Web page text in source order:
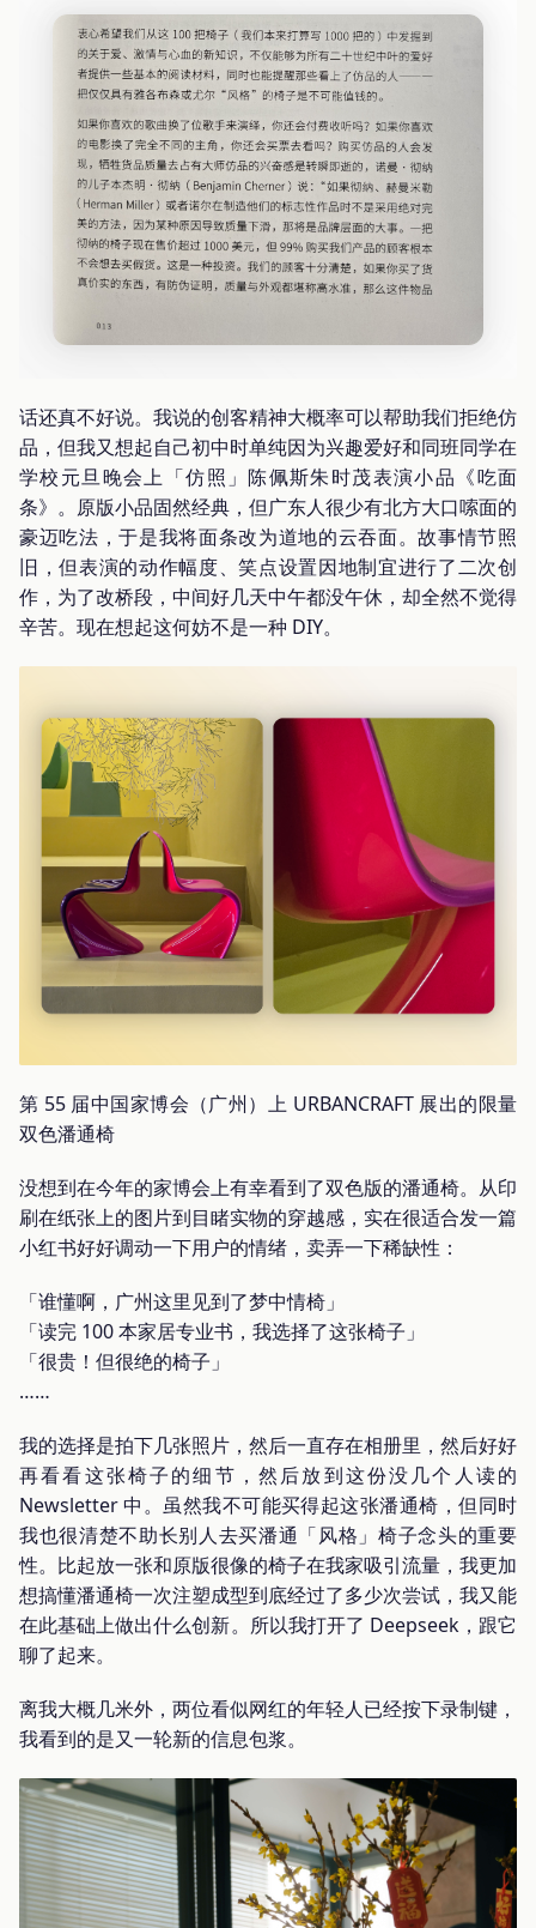
话还真不好说。我说的创客精神大概率可以帮助我们拒绝仿
品，但我又想起自己初中时单纯因为兴趣爱好和同班同学在
学校元旦晚会上「仿照」陈佩斯朱时茂表演小品《吃面
条》。原版小品固然经典，但广东人很少有北方大口嗦面的
豪迈吃法，于是我将面条改为道地的云吞面。故事情节照
旧，但表演的动作幅度、笑点设置因地制宜进行了二次创
作，为了改桥段，中间好几天中午都没午休，却全然不觉得
辛苦。现在想起这何妨不是一种 DIY。
第 55 届中国家博会（广州）上 URBANCRAFT 展出的限量
双色潘通椅
没想到在今年的家博会上有幸看到了双色版的潘通椅。从印
刷在纸张上的图片到目睹实物的穿越感，实在很适合发一篇
小红书好好调动一下用户的情绪，卖弄一下稀缺性：
「谁懂啊，广州这里见到了梦中情椅」
「读完 100 本家居专业书，我选择了这张椅子」
「很贵！但很绝的椅子」
……
我的选择是拍下几张照片，然后一直存在相册里，然后好好
再看看这张椅子的细节，然后放到这份没几个人读的
Newsletter 中。虽然我不可能买得起这张潘通椅，但同时
我也很清楚不助长别人去买潘通「风格」椅子念头的重要
性。比起放一张和原版很像的椅子在我家吸引流量，我更加
想搞懂潘通椅一次注塑成型到底经过了多少次尝试，我又能
在此基础上做出什么创新。所以我打开了 Deepseek，跟它
聊了起来。
离我大概几米外，两位看似网红的年轻人已经按下录制键，
我看到的是又一轮新的信息包浆。